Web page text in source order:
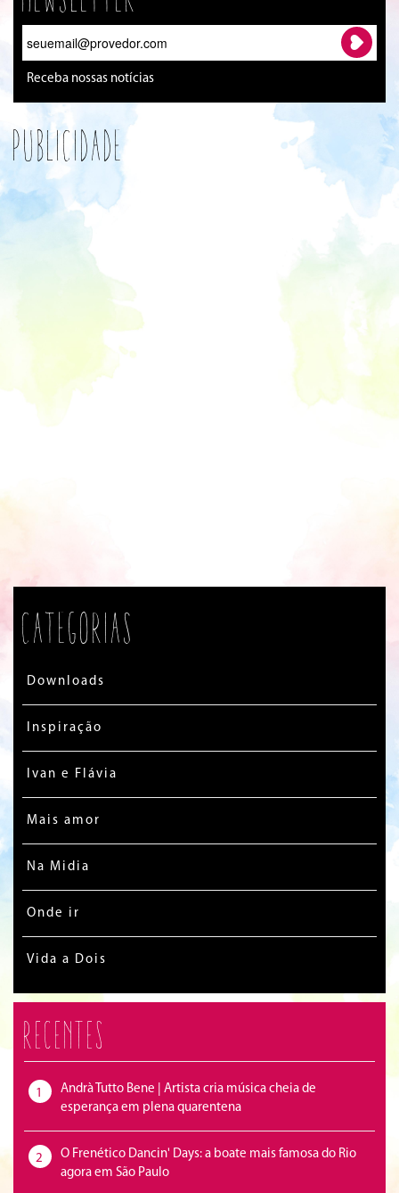
Receba nossas notícias
Publicidade
Categorias
Downloads
Inspiração
Ivan e Flávia
Mais amor
Na Midia
Onde ir
Vida a Dois
Recentes
1
Andrà Tutto Bene | Artista cria música cheia de
esperança em plena quarentena
2
O Frenético Dancin' Days: a boate mais famosa do Rio
agora em São Paulo